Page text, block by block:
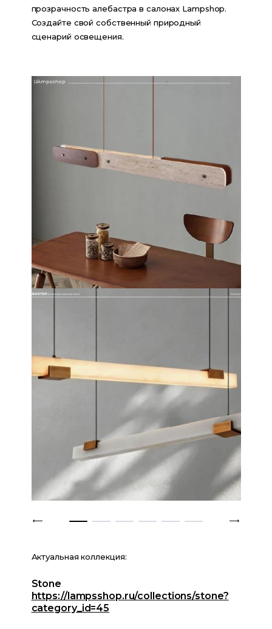
прозрачность алебастра в салонах Lampshop.
Создайте свой собственный природный
сценарий освещения.
Актуальная коллекция:
Stone
https://lampsshop.ru/collections/stone?
category_id=45